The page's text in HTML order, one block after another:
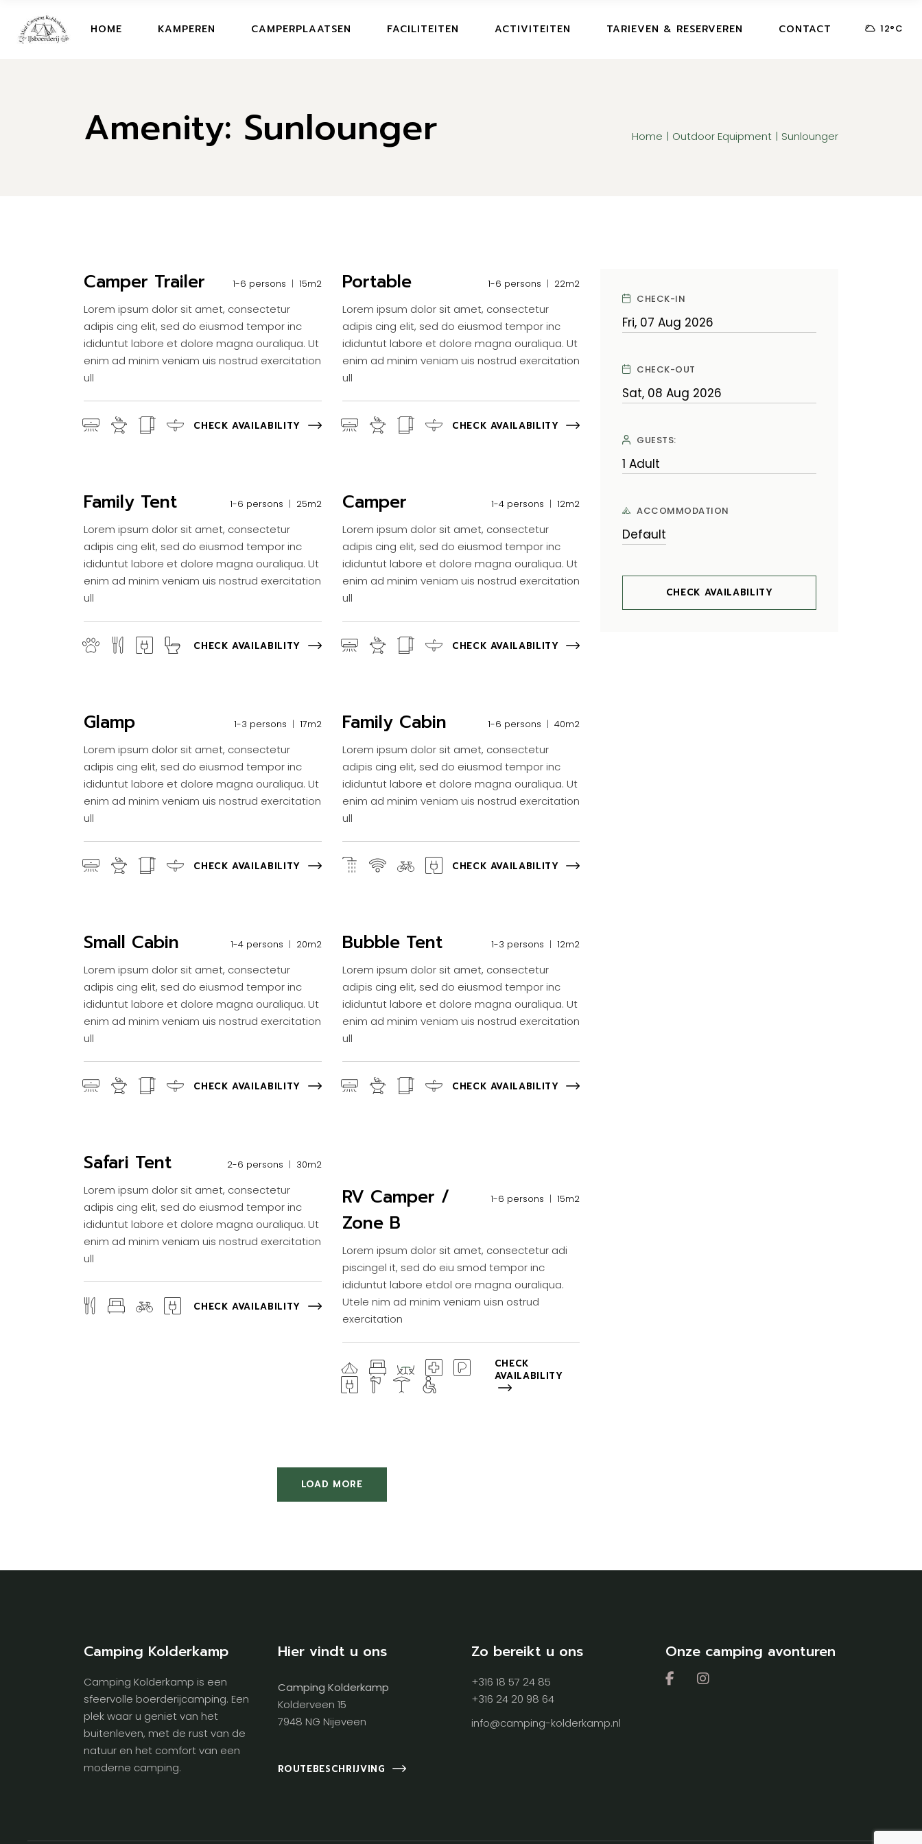
content HOME KAMPEREN CAMPERPLAATSEN FACILITEITEN ACTIVITEITEN TARIEVEN & RESERVEREN CONTACT 12°C
Amenity: Sunlounger Home Outdoor Equipment Sunlounger
Camper Trailer 1-6 persons 15m2
Lorem ipsum dolor sit amet, consectetur
adipis cing elit, sed do eiusmod tempor inc
ididuntut labore et dolore magna ouraliqua. Ut
enim ad minim veniam uis nostrud exercitation
ull
CHECK AVAILABILITY
Portable 1-6 persons 22m2
Lorem ipsum dolor sit amet, consectetur
adipis cing elit, sed do eiusmod tempor inc
ididuntut labore et dolore magna ouraliqua. Ut
enim ad minim veniam uis nostrud exercitation
ull
CHECK AVAILABILITY
Family Tent 1-6 persons 25m2
Lorem ipsum dolor sit amet, consectetur
adipis cing elit, sed do eiusmod tempor inc
ididuntut labore et dolore magna ouraliqua. Ut
enim ad minim veniam uis nostrud exercitation
ull
CHECK AVAILABILITY
Camper 1-4 persons 12m2
Lorem ipsum dolor sit amet, consectetur
adipis cing elit, sed do eiusmod tempor inc
ididuntut labore et dolore magna ouraliqua. Ut
enim ad minim veniam uis nostrud exercitation
ull
CHECK AVAILABILITY
Glamp 1-3 persons 17m2
Lorem ipsum dolor sit amet, consectetur
adipis cing elit, sed do eiusmod tempor inc
ididuntut labore et dolore magna ouraliqua. Ut
enim ad minim veniam uis nostrud exercitation
ull
CHECK AVAILABILITY
Family Cabin 1-6 persons 40m2
Lorem ipsum dolor sit amet, consectetur
adipis cing elit, sed do eiusmod tempor inc
ididuntut labore et dolore magna ouraliqua. Ut
enim ad minim veniam uis nostrud exercitation
ull
CHECK AVAILABILITY
Small Cabin 1-4 persons 20m2
Lorem ipsum dolor sit amet, consectetur
adipis cing elit, sed do eiusmod tempor inc
ididuntut labore et dolore magna ouraliqua. Ut
enim ad minim veniam uis nostrud exercitation
ull
CHECK AVAILABILITY
Bubble Tent 1-3 persons 12m2
Lorem ipsum dolor sit amet, consectetur
adipis cing elit, sed do eiusmod tempor inc
ididuntut labore et dolore magna ouraliqua. Ut
enim ad minim veniam uis nostrud exercitation
ull
CHECK AVAILABILITY
Safari Tent 2-6 persons 30m2
Lorem ipsum dolor sit amet, consectetur
adipis cing elit, sed do eiusmod tempor inc
ididuntut labore et dolore magna ouraliqua. Ut
enim ad minim veniam uis nostrud exercitation
ull
CHECK AVAILABILITY
RV Camper /
Zone B
1-6 persons 15m2
Lorem ipsum dolor sit amet, consectetur adi
piscingel it, sed do eiu smod tempor inc
ididuntut labore etdol ore magna ouraliqua.
Utele nim ad minim veniam uisn ostrud
exercitation
CHECK
AVAILABILITY
LOAD MORE
CHECK-IN
CHECK-OUT
GUESTS:
ACCOMMODATION
CHECK AVAILABILITY
Camping Kolderkamp
Camping Kolderkamp is een
sfeervolle boerderijcamping. Een
plek waar u geniet van het
buitenleven, met de rust van de
natuur en het comfort van een
moderne camping.
Hier vindt u ons
Camping Kolderkamp
Kolderveen 15
7948 NG Nijeveen
ROUTEBESCHRIJVING
Zo bereikt u ons
+316 18 57 24 85
+316 24 20 98 64
info@camping-kolderkamp.nl
Onze camping avonturen